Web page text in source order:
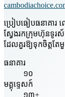
ប្រៀបធៀបធនាគារ
ស្វែងរកក្រុមហ៊ុនទូរ
ដែលគួរឱ្យទុកចិត្តតែ
ធនាគារ
១០
មគ្គុទ្ទេសក៍
១៣+